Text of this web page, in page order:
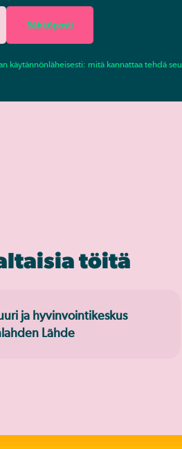
Sähköposti
käytännönläheisesti: mitä kannattaa tehdä
töitä
ja hyvinvointikeskus
Lähde